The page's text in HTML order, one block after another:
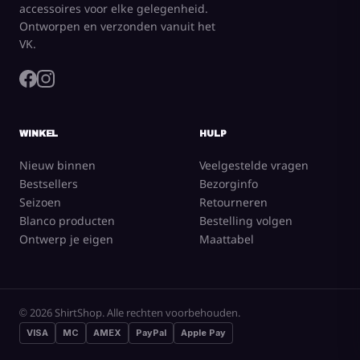
accessoires voor elke gelegenheid.
Ontworpen en verzonden vanuit het
VK.
WINKEL
Nieuw binnen
Bestsellers
Seizoen
Blanco producten
Ontwerp je eigen
HULP
Veelgestelde vragen
Bezorginfo
Retourneren
Bestelling volgen
Maattabel
© 2026 ShirtShop. Alle rechten voorbehouden.
VISA MC AMEX PayPal Apple Pay